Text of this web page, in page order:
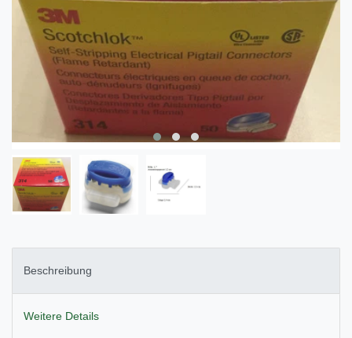
Beschreibung
Weitere Details